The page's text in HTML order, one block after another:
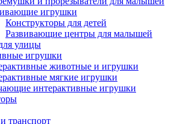
игрушки
Конструкторы для детей
Развивающие центры для малышей
улицы
игрушки
животные и игрушки
мягкие игрушки
интерактивные игрушки
транспорт